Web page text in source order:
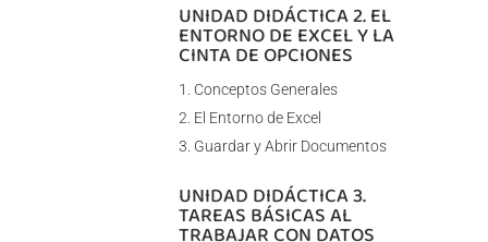
UNIDAD DIDÁCTICA 2. EL
ENTORNO DE EXCEL Y LA
CINTA DE OPCIONES
Conceptos Generales
El Entorno de Excel
Guardar y Abrir Documentos
UNIDAD DIDÁCTICA 3.
TAREAS BÁSICAS AL
TRABAJAR CON DATOS